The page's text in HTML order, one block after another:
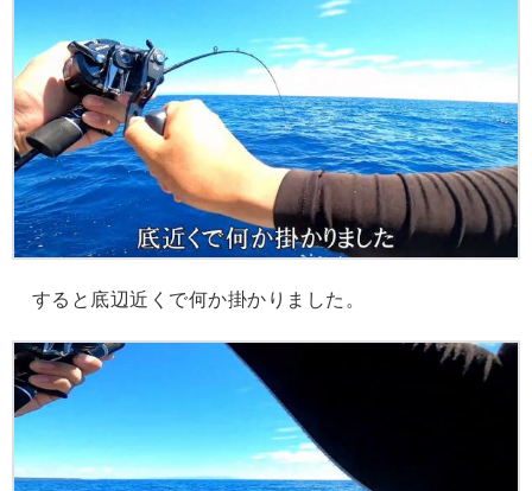
すると底辺近くで何か掛かりました。